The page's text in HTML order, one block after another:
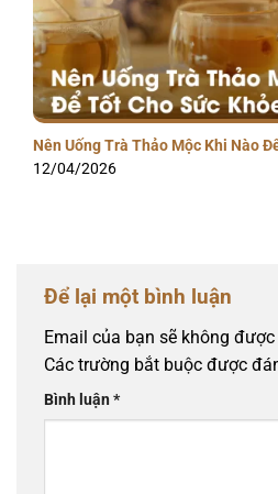
Nên Uống Trà Thảo Mộc Khi Nào
12/04/2026
Để lại một bình luận
Email của bạn sẽ không
Các trường bắt buộc được
Bình luận*